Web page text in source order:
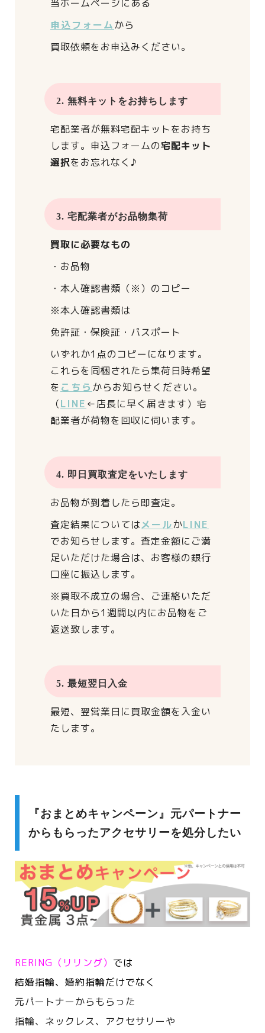
当ホームページにある
申込フォームから
買取依頼をお申込みください。
2. 無料キットをお持ちします
宅配業者が無料宅配キットをお持ち
します。 申込フォームの宅配キット
選択をお忘れなく♪
3. 宅配業者がお品物集荷
買取に必要なもの
・お品物
・本人確認書類（※）のコピー
※本人確認書類は
免許証・保険証・パスポート
いずれか1点のコピーになります。
これらを同梱されたら集荷日時希望
を こちら からお知らせください。
（LINE ←店長に早く届きます） 宅
配業者が荷物を回収に伺います。
4. 即日買取査定をいたします
お品物が到着したら即査定。
査定結果についてはメールかLINE
でお知らせします。 査定金額にご満
足いただけた場合は、 お客様の銀行
口座に振込します。
※買取不成立の場合、 ご連絡いただ
いた日から1週間以内にお品物をご
返送致します。
5. 最短翌日入金
最短、翌営業日に買取金額を入金い
たします。
『おまとめキャンペーン』元パートナー
からもらったアクセサリーを処分したい
RERING（リリング） では
結婚指輪、婚約指輪だけでなく
元パートナーからもらった
指輪、ネックレス、アクセサリーや